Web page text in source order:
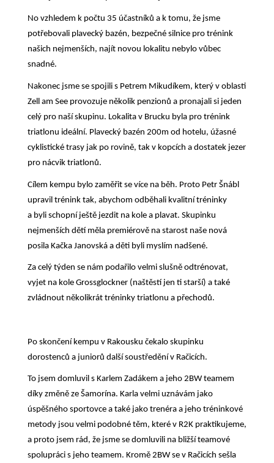
No vzhledem k počtu 35 účastníků a k tomu, že jsme
potřebovali plavecký bazén, bezpečné silnice pro trénink
našich nejmenších, najít novou lokalitu nebylo vůbec
snadné.
Nakonec jsme se spojili s Petrem Mikudíkem, který v oblasti
Zell am See provozuje několik penzionů a pronajali si jeden
celý pro naší skupinu. Lokalita v Brucku byla pro trénink
triatlonu ideální. Plavecký bazén 200m od hotelu, úžasné
cyklistické trasy jak po rovině, tak v kopcích a dostatek jezer
pro nácvik triatlonů.
Cílem kempu bylo zaměřit se více na běh. Proto Petr Šnábl
upravil trénink tak, abychom odběhali kvalitní tréninky
a byli schopní ještě jezdit na kole a plavat. Skupinku
nejmenších dětí měla premiérově na starost naše nová
posila Kačka Janovská a děti byli myslím nadšené.
Za celý týden se nám podařilo velmi slušně odtrénovat,
vyjet na kole Grossglockner (naštěstí jen ti starší) a také
zvládnout několikrát tréninky triatlonu a přechodů.
Po skončení kempu v Rakousku čekalo skupinku
dorostenců a juniorů další soustředění v Račicích.
To jsem domluvil s Karlem Zadákem a jeho 2BW teamem
díky změně ze Šamorína. Karla velmi uznávám jako
úspěšného sportovce a také jako trenéra a jeho tréninkové
metody jsou velmi podobné těm, které v R2K praktikujeme,
a proto jsem rád, že jsme se domluvili na bližší teamové
spolupráci s jeho teamem. Kromě 2BW se v Račicích sešla